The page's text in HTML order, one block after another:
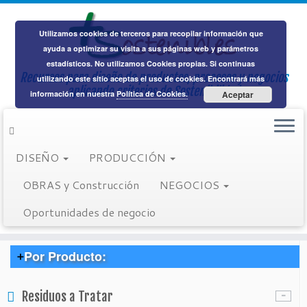
Saltar
contenido
Recursos para diseño de productos, procesos y negocios
aplicando criterios de Sostenibilidad
DISEÑO
PRODUCCIÓN
OBRAS y Construcción
NEGOCIOS
Oportunidades de negocio
» binary (21)
Buscar:
Suministradores:
Por Producto:
> Cuero
Residuos a Tratar
Utilizamos cookies de terceros para recopilar información que
ayuda a optimizar su visita a sus páginas web y parámetros
estadísticos. No utilizamos Cookies propias. Si continuas
utilizando este sitio aceptas el uso de cookies. Encontrará más
información en nuestra Política de Cookies. Aceptar